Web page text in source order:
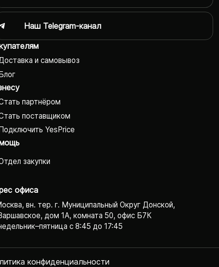
и самовывоз
партнёром
поставщиком
YesPrice
закупки
офиса
вн. тер. г. Муниципальный Округ Донской,
дом 1А, комната 50, офис Б7К
с 8:45 до 17:45
конфиденциаль­ности
Наш Telegram-канал